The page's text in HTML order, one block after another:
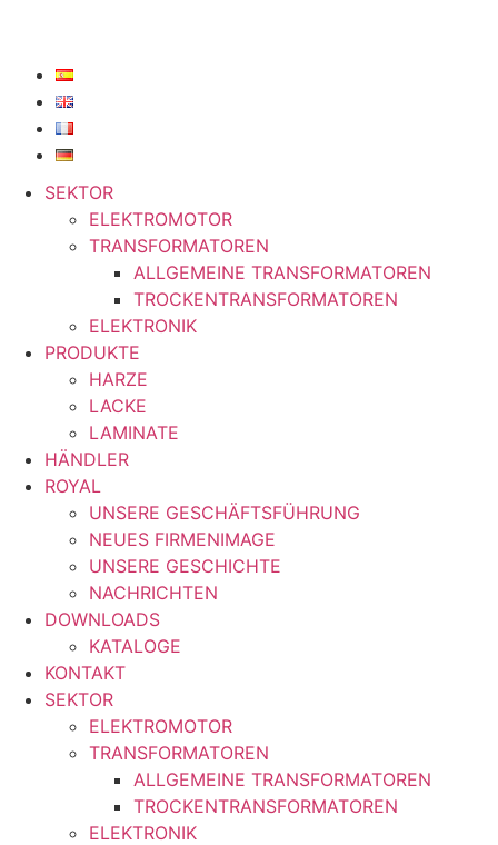
SEKTOR
ELEKTROMOTOR
TRANSFORMATOREN
ALLGEMEINE TRANSFORMATOREN
TROCKENTRANSFORMATOREN
ELEKTRONIK
PRODUKTE
HARZE
LACKE
LAMINATE
HÄNDLER
ROYAL
UNSERE GESCHÄFTSFÜHRUNG
NEUES FIRMENIMAGE
UNSERE GESCHICHTE
NACHRICHTEN
DOWNLOADS
KATALOGE
KONTAKT
SEKTOR
ELEKTROMOTOR
TRANSFORMATOREN
ALLGEMEINE TRANSFORMATOREN
TROCKENTRANSFORMATOREN
ELEKTRONIK